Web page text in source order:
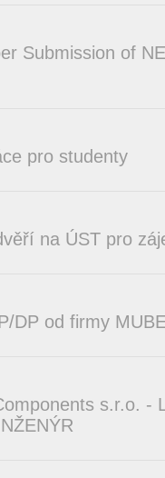
Submission of
pro studenty
na ÚST pro
DP od firmy
s.r.o.